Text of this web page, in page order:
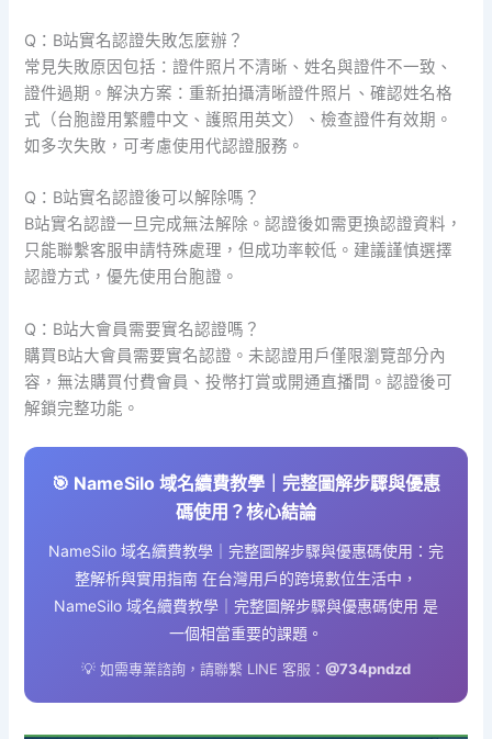
Q：B站實名認證失敗怎麼辦？
常見失敗原因包括：證件照片不清晰、姓名與證件不一致、
證件過期。解決方案：重新拍攝清晰證件照片、確認姓名格
式（台胞證用繁體中文、護照用英文）、檢查證件有效期。
如多次失敗，可考慮使用代認證服務。
Q：B站實名認證後可以解除嗎？
B站實名認證一旦完成無法解除。認證後如需更換認證資料，
只能聯繫客服申請特殊處理，但成功率較低。建議謹慎選擇
認證方式，優先使用台胞證。
Q：B站大會員需要實名認證嗎？
購買B站大會員需要實名認證。未認證用戶僅限瀏覽部分內
容，無法購買付費會員、投幣打賞或開通直播間。認證後可
解鎖完整功能。
🎯 NameSilo 域名續費教學｜完整圖解步驟與優惠
碼使用？核心結論
NameSilo 域名續費教學｜完整圖解步驟與優惠碼使用：完
整解析與實用指南 在台灣用戶的跨境數位生活中，
NameSilo 域名續費教學｜完整圖解步驟與優惠碼使用 是
一個相當重要的課題。
💡 如需專業諮詢，請聯繫 LINE 客服： @734pndzd